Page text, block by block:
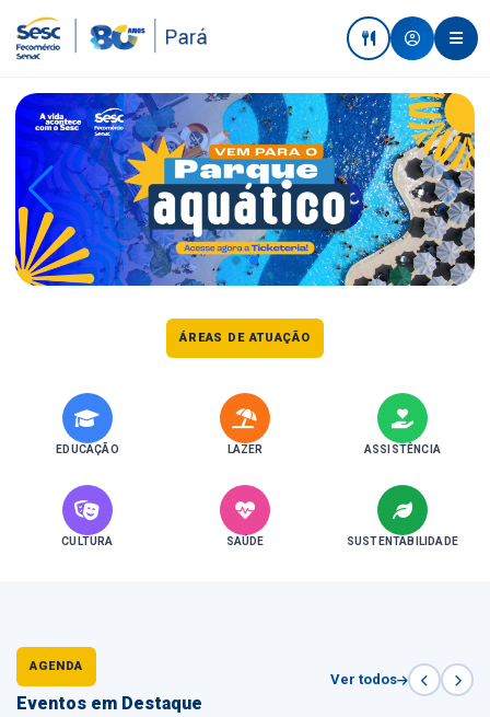
ÁREAS DE ATUAÇÃO
EDUCAÇÃO LAZER ASSISTÊNCIA
CULTURA SAÚDE SUSTENTABILIDADE
AGENDA
Eventos em Destaque
Ver todos